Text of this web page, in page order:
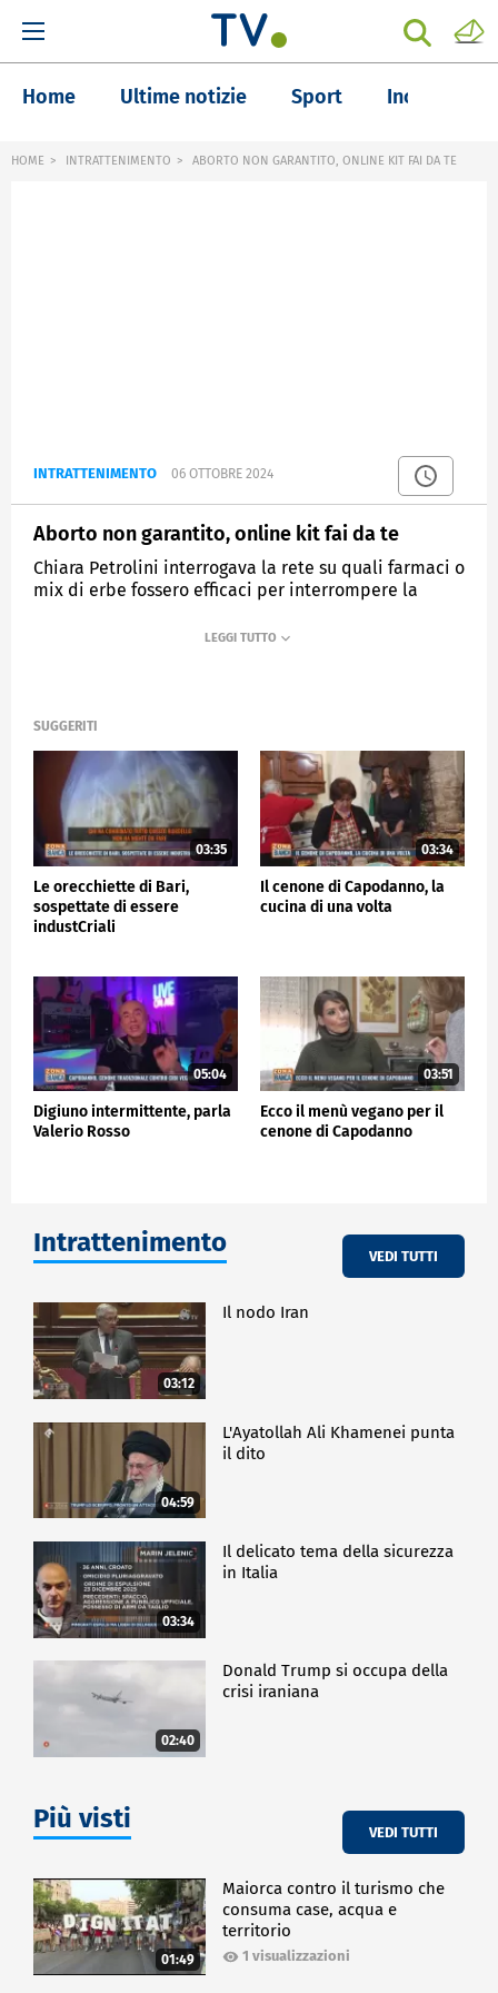
Home Ultime notizie Sport Inchieste
HOME INTRATTENIMENTO ABORTO NON GARANTITO, ONLINE KIT FAI DA TE
INTRATTENIMENTO 06 OTTOBRE 2024
Aborto non garantito, online kit fai da te
Chiara Petrolini interrogava la rete su quali farmaci o
mix di erbe fossero efficaci per interrompere la
propri kit fai da te per abortire.
SUGGERITI
03:35
Le orecchiette di Bari,
sospettate di essere
industCriali
03:34
Il cenone di Capodanno, la
cucina di una volta
05:04
Digiuno intermittente, parla
Valerio Rosso
03:51
Ecco il menù vegano per il
cenone di Capodanno
Intrattenimento VEDI TUTTI
03:12
Il nodo Iran
04:59
L'Ayatollah Ali Khamenei punta
il dito
03:34
Il delicato tema della sicurezza
in Italia
02:40
Donald Trump si occupa della
crisi iraniana
Più visti VEDI TUTTI
01:49
Maiorca contro il turismo che
consuma case, acqua e
territorio
1 visualizzazioni